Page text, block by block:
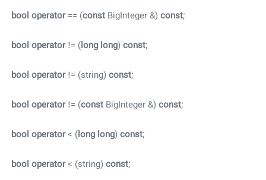
booloperator== (constBigInteger &)const
booloperator!= (longlong)const
booloperator!= (string)const
booloperator!= (constBigInteger &)const
booloperator < (longlong)const
booloperator < (string)const